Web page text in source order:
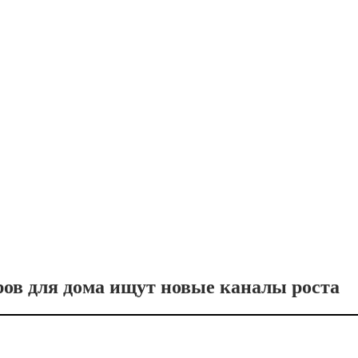
для дома ищут новые каналы роста